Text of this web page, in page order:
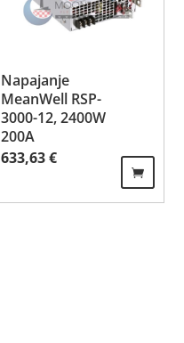
Napajanje
MeanWell RSP-
3000-12, 2400W
200A
633,63€